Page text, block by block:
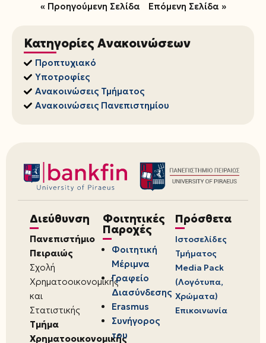
« Προηγούμενη Σελίδα Επόμενη Σελίδα »
Κατηγορίες Ανακοινώσεων
Προπτυχιακό
Υποτροφίες
Ανακοινώσεις Τμήματος
Ανακοινώσεις Πανεπιστημίου
Διεύθυνση
Πανεπιστήμιο
Πειραιώς
Σχολή
Χρηματοοικονομικής
και
Στατιστικής
Τμήμα
Χρηματοοικονομικής
Φοιτητικές
Παροχές
Φοιτητική
Μέριμνα
Γραφείο
Διασύνδεσης
Erasmus
Συνήγορος
του
Πρόσθετα
Ιστοσελίδες
Τμήματος
Media Pack
(Λογότυπα,
Χρώματα)
Επικοινωνία